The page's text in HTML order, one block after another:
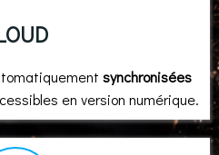
synchronisées
en version numérique.